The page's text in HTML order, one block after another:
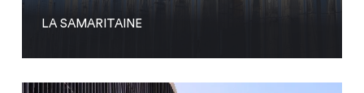
LA SAMARITAINE